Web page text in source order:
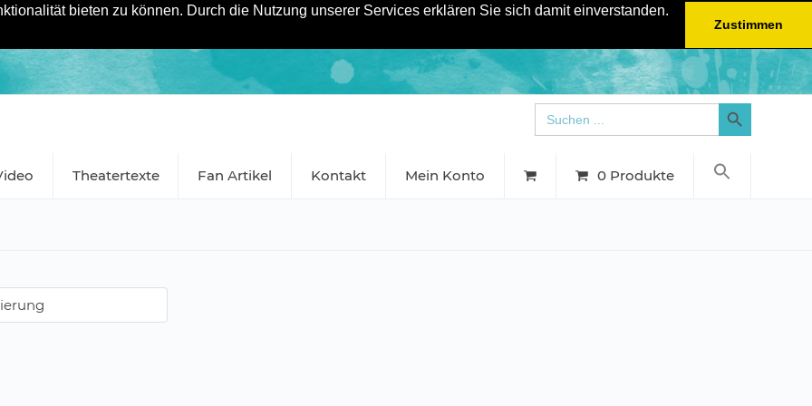
bieten zu können. Durch die Nutzung unserer Services erklären Sie sich damit einverstanden.
Zustimmen
Search
for:
Search Button
Theatertexte Fan Artikel Kontakt Mein Konto 0 Produkte